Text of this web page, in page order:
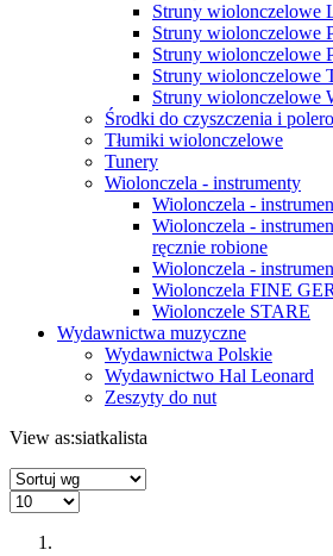
Struny wiolonczelowe
Struny wiolonczelowe
Struny wiolonczelowe
Struny wiolonczelowe
Struny wiolonczelowe
Środki do czyszczenia i
Tłumiki wiolonczelowe
Tunery
Wiolonczela - instrumenty
Wiolonczela -
Wiolonczela -
ręcznie robione
Wiolonczela -
Wiolonczela FINE
Wiolonczele STARE
Wydawnictwa muzyczne
Wydawnictwa Polskie
Wydawnictwo Hal Leonard
Zeszyty do nut
View as:siatkalista